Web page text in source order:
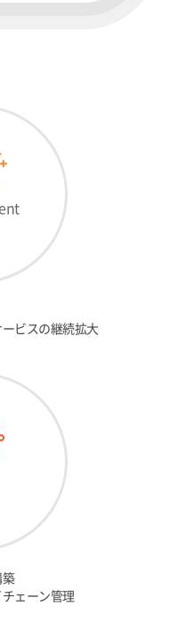
ビスの継続拡大
ェーン管理